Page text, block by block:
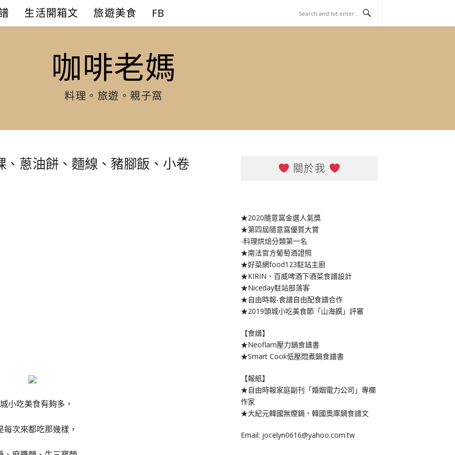
生活開箱文 旅遊美食 FB
咖啡老媽
料理。旅遊。親子窩
、蔥油餅、麵線、豬腳飯、小卷
小吃美食有夠多，
每次來都吃那幾樣，
關於我
★2020隨意窩金選人氣獎
★第四屆隨意窩優質大賞
-料理烘焙分類第一名
★南法官方葡萄酒證照
★好菜網food123駐站主廚
★KIRIN、百威啤酒下酒菜食譜設計
★Niceday駐站部落客
★自由時報-食譜自由配食譜合作
★2019頭城小吃美食節「山海饌」評審
【食譜】
★Neoflam壓力鍋食譜書
★Smart Cook低壓悶煮鍋食譜書
【報紙】
★自由時報家庭副刊「婚姻電力公司」專欄
作家
★大紀元韓國無煙鍋、韓國奧庫鍋食譜文
Email: jocelyn0616@yahoo.com.tw